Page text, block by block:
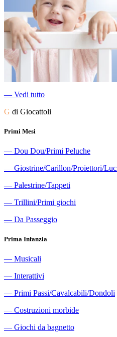
― Vedi tutto
G di Giocattoli
Primi Mesi
― Dou Dou/Primi Peluche
― Giostrine/Carillon/Proiettori/
― Palestrine/Tappeti
― Trillini/Primi giochi
― Da Passeggio
Prima Infanzia
― Musicali
― Interattivi
― Primi Passi/Cavalcabili/Dondoli
― Costruzioni morbide
― Giochi da bagnetto